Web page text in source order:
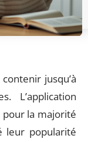
jusqu’à
L’application
la majorité
leur popularité